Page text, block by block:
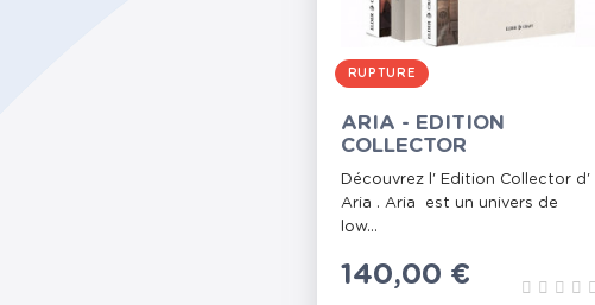
RUPTURE
ARIA - EDITION
COLLECTOR
Découvrez l' Edition Collector d'
Aria . Aria est un univers de
low...
Prix
140,00 €